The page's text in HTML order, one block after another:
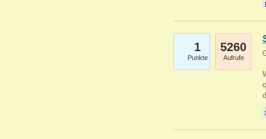
1
Punkte
5260
Aufrufe